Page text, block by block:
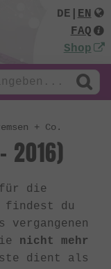
DE
EN
FAQ
Shop
+ Co.
2016)
die
findest du
vergangenen
nicht mehr
dient als